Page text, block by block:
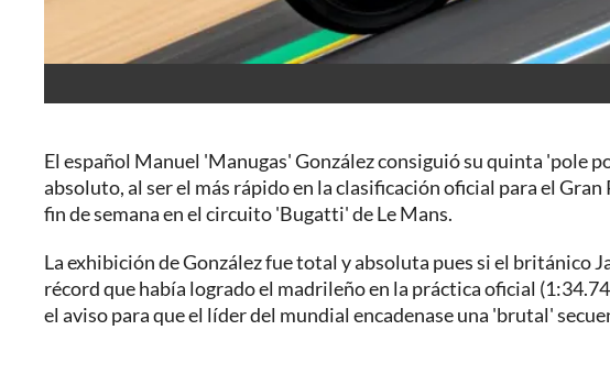
El español Manuel 'Manugas' González consiguió su quinta 'pole
absoluto, al ser el más rápido en la clasificación oficial para el
fin de semana en el circuito 'Bugatti' de Le Mans.
La exhibición de González fue total y absoluta pues si el británico
récord que había logrado el madrileño en la práctica oficial
el aviso para que el líder del mundial encadenase una 'brutal'